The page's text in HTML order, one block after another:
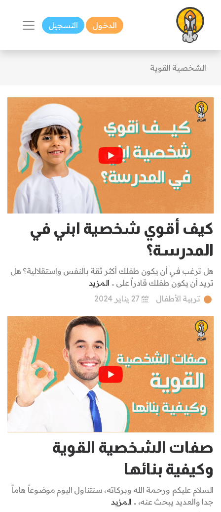
الدخول التسجيل
الشخصية القوية
كيف أقوي شخصية ابني في
المدرسة؟
هل ترغب في أن يكون طفلك أكثر ثقة بالنفس واستقلالية؟ هل
تريد أن يكون طفلك قادراً على .. المزيد
تربية الأطفال
صفات الشخصية القوية
وكيفية بنائها
السلام عليكم ورحمة الله وبركاته، سنتناول اليوم موضوعاً هاماً
جدا والعديد يبحث عنه، .. المزيد